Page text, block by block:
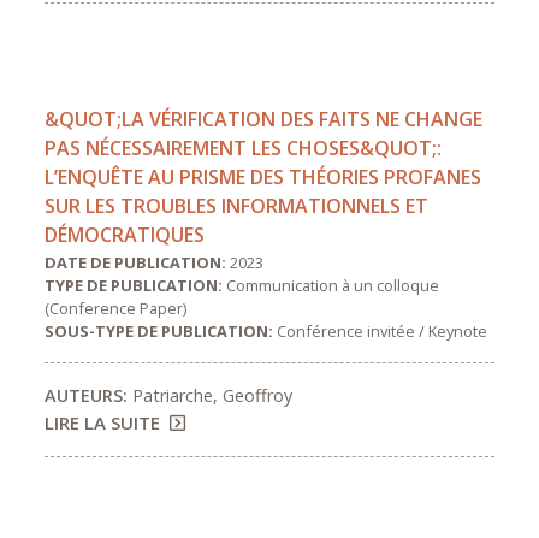
&QUOT;LA VÉRIFICATION DES FAITS NE CHANGE
PAS NÉCESSAIREMENT LES CHOSES&QUOT;:
L’ENQUÊTE AU PRISME DES THÉORIES PROFANES
SUR LES TROUBLES INFORMATIONNELS ET
DÉMOCRATIQUES
DATE DE PUBLICATION:2023
TYPE DE PUBLICATION: Communication à un colloque
(Conference Paper)
SOUS-TYPE DE PUBLICATION: Conférence invitée / Keynote
AUTEURS: Patriarche, Geoffroy
LIRE LA SUITE